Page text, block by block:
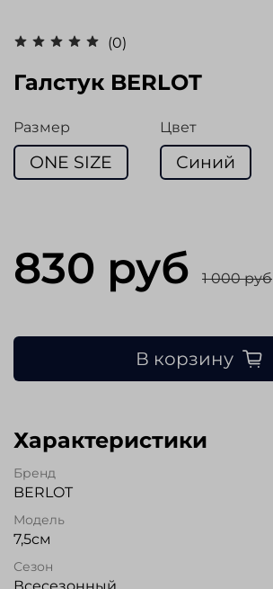
(0)
Галстук BERLOT
Размер
ONE SIZE
Цвет
Синий
830 руб 1 000 руб
В корзину
Характеристики
Бренд
BERLOT
Модель
7,5см
Сезон